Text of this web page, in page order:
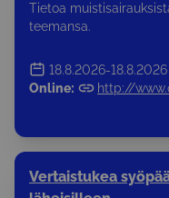
Tietoa
teemansa.
18.8.2026-18.8.2026
Online:
http://
Vertaistukea